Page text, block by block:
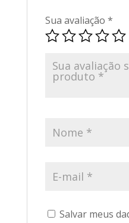
Sua avaliação *
Salvar meus